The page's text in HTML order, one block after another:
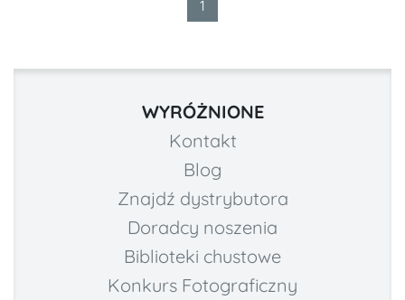
1
WYRÓŻNIONE
Kontakt
Blog
Znajdź dystrybutora
Doradcy noszenia
Biblioteki chustowe
Konkurs Fotograficzny